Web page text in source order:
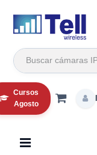
Cursos
Agosto